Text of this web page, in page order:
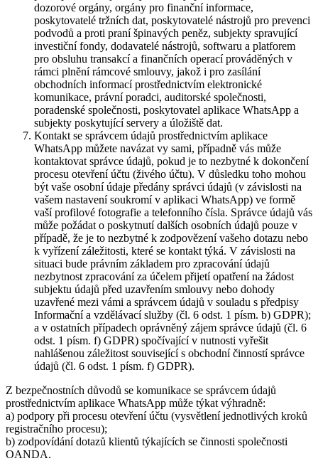
dozorové orgány, orgány pro finanční informace,
poskytovatelé tržních dat, poskytovatelé nástrojů pro prevenci
podvodů a proti praní špinavých peněz, subjekty spravující
investiční fondy, dodavatelé nástrojů, softwaru a platforem
pro obsluhu transakcí a finančních operací prováděných v
rámci plnění rámcové smlouvy, jakož i pro zasílání
obchodních informací prostřednictvím elektronické
komunikace, právní poradci, auditorské společnosti,
poradenské společnosti, poskytovatel aplikace WhatsApp a
subjekty poskytující servery a úložiště dat.
Kontakt se správcem údajů prostřednictvím aplikace
WhatsApp můžete navázat vy sami, případně vás může
kontaktovat správce údajů, pokud je to nezbytné k dokončení
procesu otevření účtu (živého účtu). V důsledku toho mohou
být vaše osobní údaje předány správci údajů (v závislosti na
vašem nastavení soukromí v aplikaci WhatsApp) ve formě
vaší profilové fotografie a telefonního čísla. Správce údajů vás
může požádat o poskytnutí dalších osobních údajů pouze v
případě, že je to nezbytné k zodpovězení vašeho dotazu nebo
k vyřízení záležitosti, které se kontakt týká. V závislosti na
situaci bude právním základem pro zpracování údajů
nezbytnost zpracování za účelem přijetí opatření na žádost
subjektu údajů před uzavřením smlouvy nebo dohody
uzavřené mezi vámi a správcem údajů v souladu s předpisy
Informační a vzdělávací služby (čl. 6 odst. 1 písm. b) GDPR);
a v ostatních případech oprávněný zájem správce údajů (čl. 6
odst. 1 písm. f) GDPR) spočívající v nutnosti vyřešit
nahlášenou záležitost související s obchodní činností správce
údajů (čl. 6 odst. 1 písm. f) GDPR).
Z bezpečnostních důvodů se komunikace se správcem údajů
prostřednictvím aplikace WhatsApp může týkat výhradně:
a) podpory při procesu otevření účtu (vysvětlení jednotlivých kroků
registračního procesu);
b) zodpovídání dotazů klientů týkajících se činnosti společnosti
OANDA.